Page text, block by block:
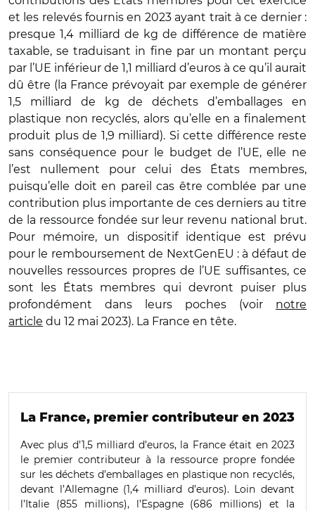
et les relevés fournis en 2023 ayant trait à ce dernier :
presque 1,4 milliard de kg de différence de matière
taxable, se traduisant in fine par un montant perçu
par l’UE inférieur de 1,1 milliard d’euros à ce qu’il aurait
dû être (la France prévoyait par exemple de générer
1,5 milliard de kg de déchets d’emballages en
plastique non recyclés, alors qu’elle en a finalement
produit plus de 1,9 milliard). Si cette différence reste
sans conséquence pour le budget de l’UE, elle ne
l’est nullement pour celui des États membres,
puisqu’elle doit en pareil cas être comblée par une
contribution plus importante de ces derniers au titre
de la ressource fondée sur leur revenu national brut.
Pour mémoire, un dispositif identique est prévu
pour le remboursement de NextGenEU : à défaut de
nouvelles ressources propres de l’UE suffisantes, ce
sont les États membres qui devront puiser plus
profondément dans leurs poches (voir notre
article du 12 mai 2023). La France en tête.
La France, premier contributeur en 2023
Avec plus d’1,5 milliard d’euros, la France était en 2023
le premier contributeur à la ressource propre fondée
sur les déchets d’emballages en plastique non recyclés,
devant l’Allemagne (1,4 milliard d’euros). Loin devant
l’Italie (855 millions), l’Espagne (686 millions) et la